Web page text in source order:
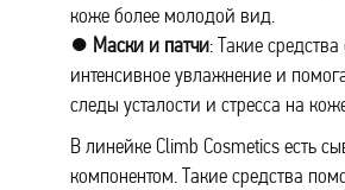
коже более молодой вид.
● Маски и патчи: Такие
интенсивное увлажнение и
следы усталости и стресса на
В линейке Climb Cosmetics есть
компонентом. Такие средства